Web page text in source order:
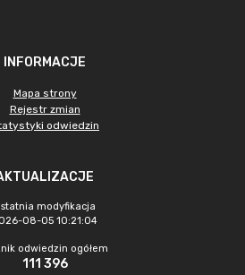
INFORMACJE
Mapa strony
Rejestr zmian
odwiedzin
modyfikacja
08-05 10:21:04
odwiedzin ogółem
111 396